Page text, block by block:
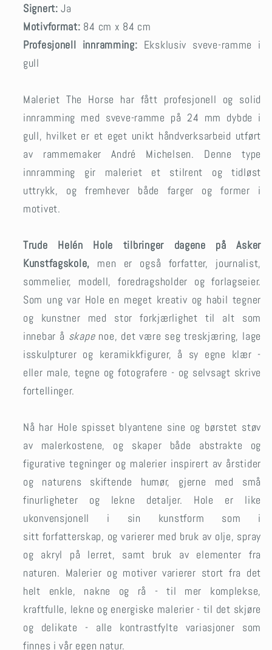
Signert: Ja
Motivformat: 84 cm x 84 cm
Profesjonell innramming: Eksklusiv sveve-ramme i
gull
Maleriet The Horse har fått profesjonell og solid
innramming med sveve-ramme på 24 mm dybde i
gull, hvilket er et eget unikt håndverksarbeid utført
av rammemaker André Michelsen. Denne type
innramming gir maleriet et stilrent og tidløst
uttrykk, og fremhever både farger og former i
motivet.
Trude Helén Hole tilbringer dagene på Asker
Kunstfagskole, men er også forfatter, journalist,
sommelier, modell, foredragsholder og forlagseier.
Som ung var Hole en meget kreativ og habil tegner
og kunstner med stor forkjærlighet til alt som
innebar å skapenoe, det være seg treskjæring, lage
isskulpturer og keramikkfigurer, å sy egne klær -
eller male, tegne og fotografere - og selvsagt skrive
fortellinger.
Nå har Hole spisset blyantene sine og børstet støv
av malerkostene, og skaper både abstrakte og
figurative tegninger og malerier inspirert av årstider
og naturens skiftende humør, gjerne med små
finurligheter og lekne detaljer. Hole er like
ukonvensjonell i sin kunstform som i
sitt forfatterskap, og varierer med bruk av olje, spray
og akryl på lerret, samt bruk av elementer fra
naturen. Malerier og motiver varierer stort fra det
helt enkle, nakne og rå - til mer komplekse,
kraftfulle, lekne og energiske malerier - til det skjøre
og delikate - alle kontrastfylte variasjoner som
finnes i vår egen natur.